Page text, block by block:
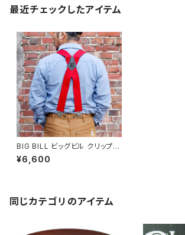
最近チェックしたアイテム
BIG BILL ビッグビル クリップオ
ンサスペンダー Xバック 全2色
¥6,600
同じカテゴリのアイテム